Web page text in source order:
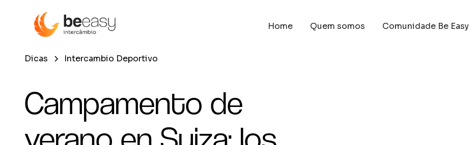
Home Quem somos Comunidade Be Easy
Dicas Intercambio Deportivo
Campamento de